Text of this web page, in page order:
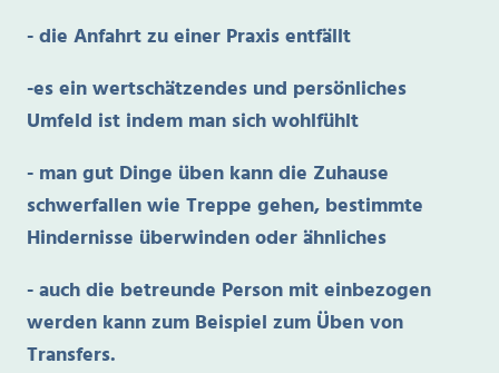
- die Anfahrt zu einer Praxis entfällt
-es ein wertschätzendes und persönliches
Umfeld ist indem man sich wohlfühlt
- man gut Dinge üben kann die Zuhause
schwerfallen wie Treppe gehen, bestimmte
Hindernisse überwinden oder ähnliches
- auch die betreunde Person mit einbezogen
werden kann zum Beispiel zum Üben von
Transfers.